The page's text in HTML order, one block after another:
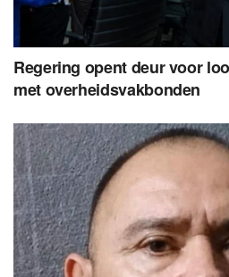
Regering opent deur voor
met overheidsvakbonden